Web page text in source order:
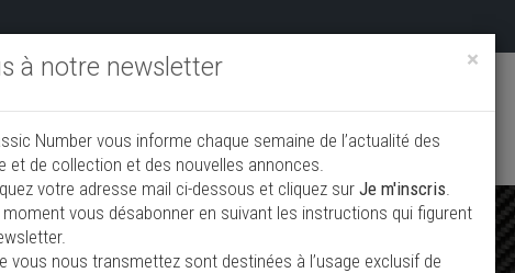
×
à notre newsletter
Number vous informe chaque semaine de l’actualité des
et de collection et des nouvelles annonces.
votre adresse mail ci-dessous et cliquez sur Je m'inscris.
vous désabonner en suivant les instructions qui figurent
vous nous transmettez sont destinées à l’usage exclusif de